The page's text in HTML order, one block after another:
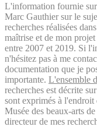
L'information fournie sur
Marc Gauthier sur le
recherches réalisées
maîtrise et de mon
entre 2007 et 2019. Si
n'hésitez pas à me
documentation que je
importante. L'ensemble
recherches est décrite
sont exprimés à
Musée des beaux-arts
directeur de mes